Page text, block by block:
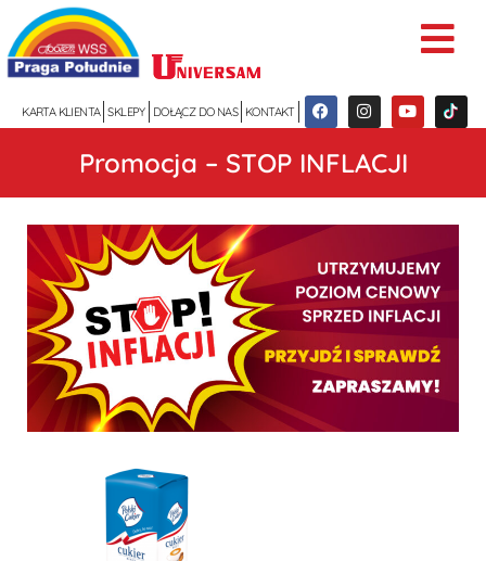
KARTA KLIENTA SKLEPY DOŁĄCZ DO NAS KONTAKT
Promocja – STOP INFLACJI